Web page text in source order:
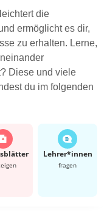
die
ermöglicht es dir,
zu erhalten. Lerne,
Diese und viele
du im folgenden
Lehrer*​innen
fragen